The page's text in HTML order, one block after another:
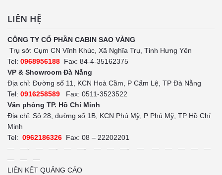
LIÊN HỆ
CÔNG TY CỔ PHẦN CABIN SAO VÀNG
Trụ sở: Cụm CN Vĩnh Khúc, Xã Nghĩa Trụ, Tỉnh Hưng Yên
Tel: 0968956188 Fax: 84-4-35162375
VP & Showroom Đà Nẵng
Địa chỉ: Đường số 11, KCN Hoà Cầm, P Cẩm Lệ, TP Đà Nẵng
Tel: 0916258589 Fax: 0511-3523522
Văn phòng TP. Hồ Chí Minh
Địa chỉ: Sô 28, đường số 1B, KCN Phú Mỹ, P Phú Mỹ, TP Hồ Chí
Minh
Tel: 0962186326 Fax: 08 – 22202201
— —- — —- — —- — — —- — — — — — —
— — —
LIÊN KẾT QUẢNG CÁO